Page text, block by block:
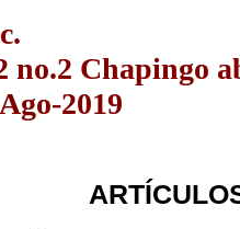
no.2 Chapingo
2019